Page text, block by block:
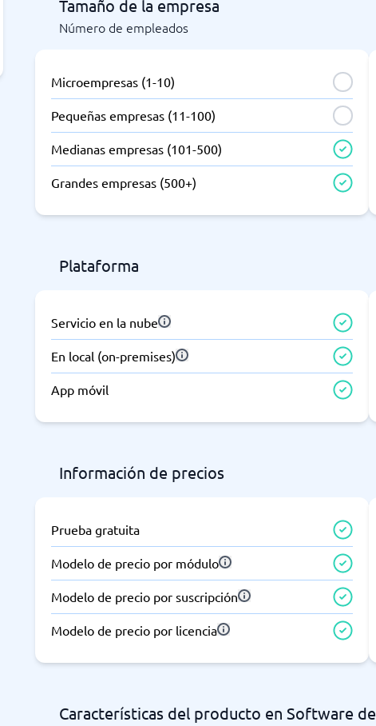
Tamaño de la empresa
Número de empleados
Microempresas (1-10)
Pequeñas empresas (11-100)
Medianas empresas (101-500)
Grandes empresas (500+)
Plataforma
Servicio en la nube
En local (on-premises)
App móvil
Información de precios
Prueba gratuita
Modelo de precio por módulo
Modelo de precio por suscripción
Modelo de precio por licencia
Características del producto en Software de